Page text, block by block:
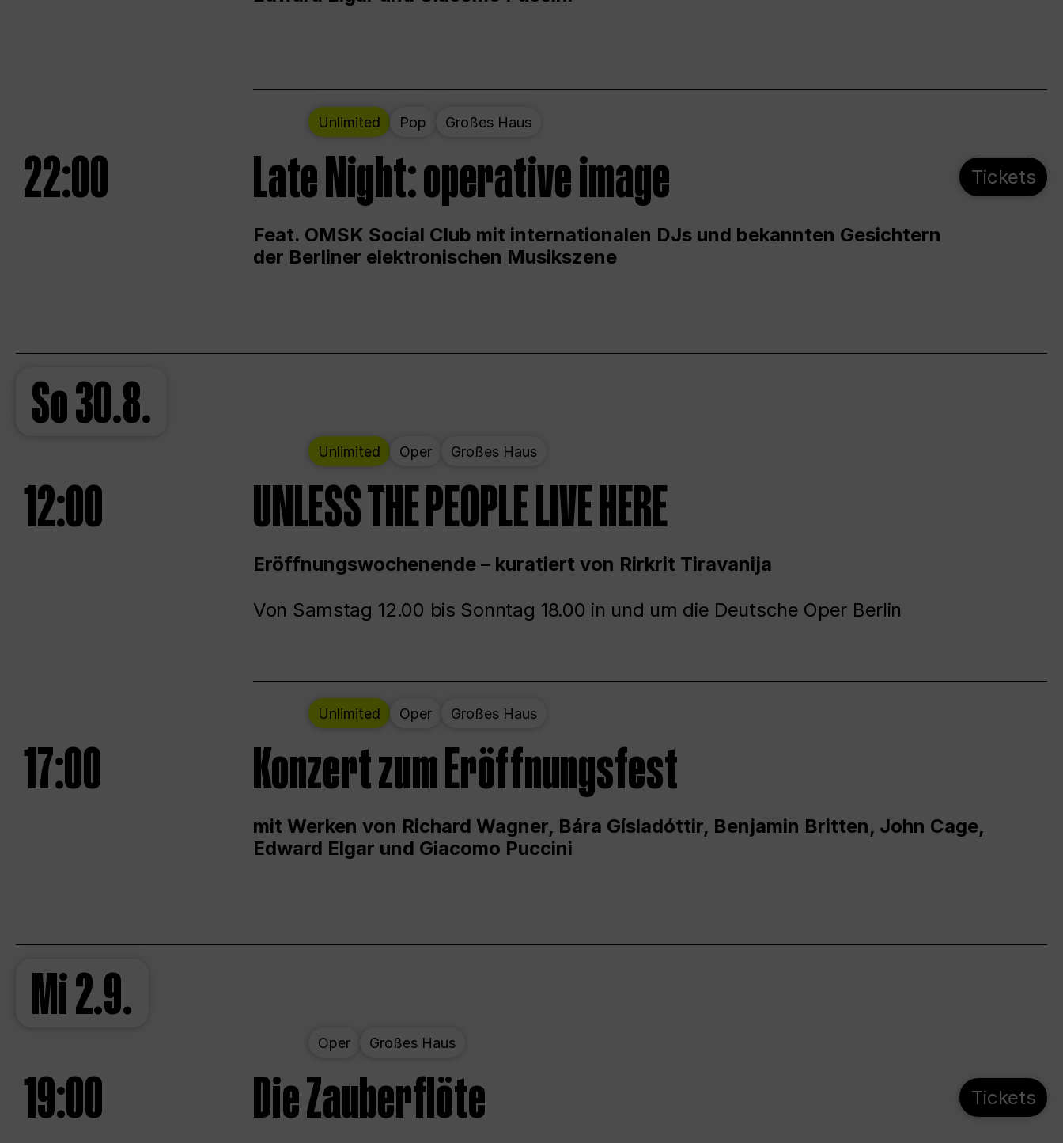
Unlimited Pop Großes Haus
22:00 Late Night: operative image
Feat. OMSK Social Club mit internationalen DJs und bekannten Gesichtern
der Berliner elektronischen Musikszene
Tickets
So30.8.
Unlimited Oper Großes Haus
12:00 UNLESS THE PEOPLE LIVE HERE
Eröffnungswochenende – kuratiert von Rirkrit Tiravanija
Von Samstag 12.00 bis Sonntag 18.00 in und um die Deutsche Oper Berlin
Unlimited Oper Großes Haus
17:00 Konzert zum Eröffnungsfest
mit Werken von Richard Wagner, Bára Gísladóttir, Benjamin Britten, John Cage,
Edward Elgar und Giacomo Puccini
Mi2.9.
Oper Großes Haus
19:00 Die Zauberflöte Tickets